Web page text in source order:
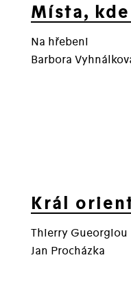
Místa,
Na hřebeni
Barbora
Král
Thierry Gueorgiou
Jan Procházka